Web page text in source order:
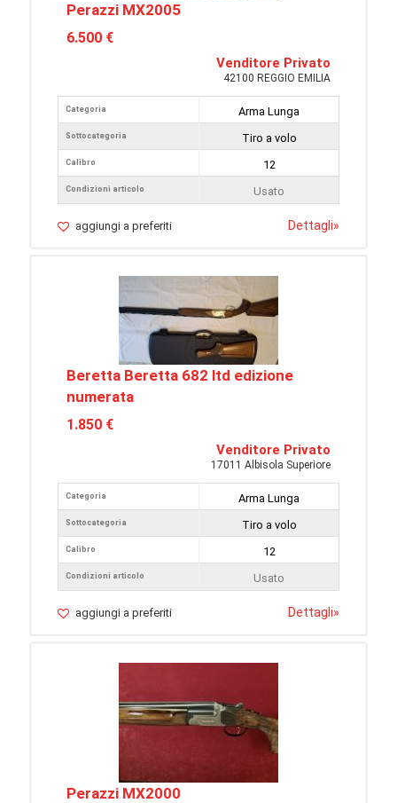
Perazzi MX2005
6.500 €
Venditore Privato
42100 REGGIO EMILIA
Categoria
Sottocategoria
Calibro
Condizioni articolo
Arma Lunga
Tiro a volo
12
Usato
aggiungi a preferiti Dettagli»
Beretta Beretta 682 ltd edizione
numerata
1.850 €
Venditore Privato
17011 Albisola Superiore
Categoria
Sottocategoria
Calibro
Condizioni articolo
Arma Lunga
Tiro a volo
12
Usato
aggiungi a preferiti Dettagli»
Perazzi MX2000